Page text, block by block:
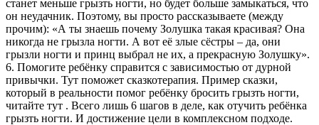
станет меньше грызть ногти, но будет больше замыкаться, что
он неудачник. Поэтому, вы просто рассказываете (между
прочим): «А ты знаешь почему Золушка такая красивая? Она
никогда не грызла ногти. А вот её злые сёстры – да, они
грызли ногти и принц выбрал не их, а прекрасную Золушку».
6. Помогите ребёнку справится с зависимостью от дурной
привычки. Тут поможет сказкотерапия. Пример сказки,
который в реальности помог ребёнку бросить грызть ногти,
читайте тут . Всего лишь 6 шагов в деле, как отучить ребёнка
грызть ногти. И достижение цели в комплексном подходе.